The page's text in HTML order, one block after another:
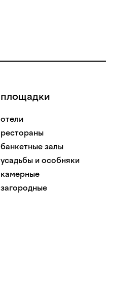
площадки
отели
рестораны
банкетные залы
усадьбы и особняки
камерные
загородные